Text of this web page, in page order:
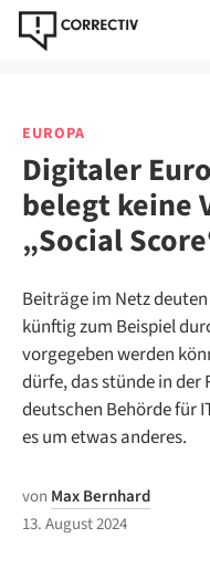
EUROPA
Digitaler
belegt keine
„Social
Beiträge im Netz
künftig zum Beispiel
vorgegeben werden
dürfe, das stünde in der
deutschen Behörde für
es um etwas anderes.
von Max Bernhard
13. August 2024